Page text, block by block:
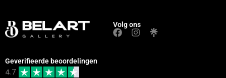
Volg ons
Geverifieerde beoordelingen
4.7